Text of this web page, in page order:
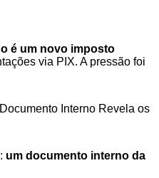
é um novo imposto
via PIX. A pressão foi
Interno Revela os
um documento interno da